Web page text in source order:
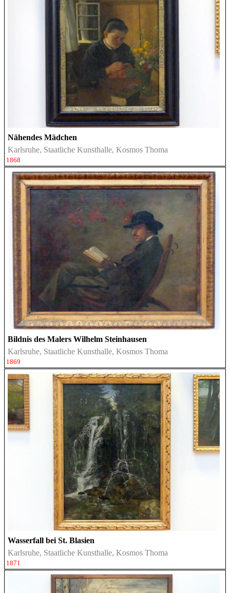
Nähendes Mädchen
Karlsruhe, Staatliche Kunsthalle, Kosmos Thoma
1868
Bildnis des Malers Wilhelm Steinhausen
Karlsruhe, Staatliche Kunsthalle, Kosmos Thoma
1869
Wasserfall bei St. Blasien
Karlsruhe, Staatliche Kunsthalle, Kosmos Thoma
1871